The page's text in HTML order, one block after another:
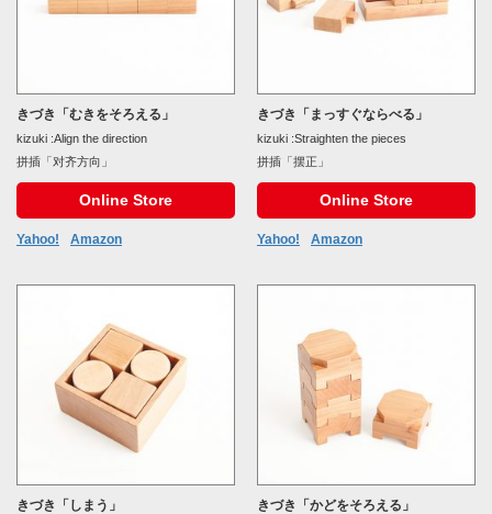
きづき「むきをそろえる」
kizuki :Align the direction
拼插「对齐方向」
Online Store
Yahoo! Amazon
きづき「まっすぐならべる」
kizuki :Straighten the pieces
拼插「摆正」
Online Store
Yahoo! Amazon
きづき「しまう」 きづき「かどをそろえる」